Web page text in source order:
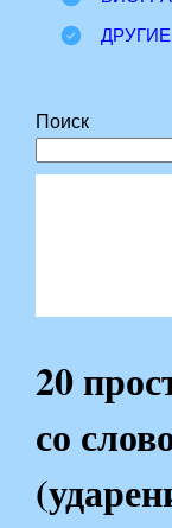
Поиск
20
со